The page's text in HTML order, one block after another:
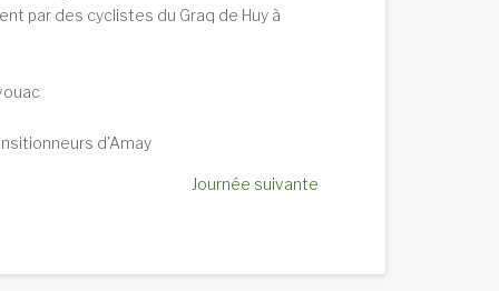
par des cyclistes du Graq de Huy à
d'Amay
Journée suivante